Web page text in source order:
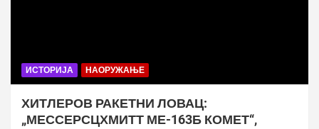
ИСТОРИЈА НАОРУЖАЊЕ
ХИТЛЕРОВ РАКЕТНИ ЛОВАЦ:
„МЕССЕРСЦХМИТТ МЕ-163Б КОМЕТ“,